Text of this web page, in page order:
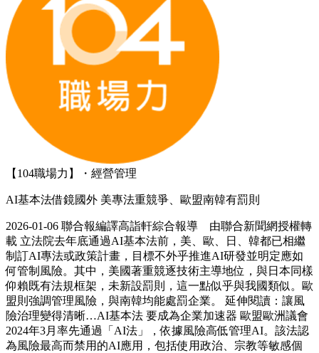
【104職場力】・經營管理
AI基本法借鏡國外 美專法重競爭、歐盟南韓有罰則
2026-01-06 聯合報編譯高詣軒綜合報導 由聯合新聞網授權轉
載 立法院去年底通過AI基本法前，美、歐、日、韓都已相繼
制訂AI專法或政策計畫，目標不外乎推進AI研發並明定應如
何管制風險。其中，美國著重競逐技術主導地位，與日本同樣
仰賴既有法規框架，未新設罰則，這一點似乎與我國類似。歐
盟則強調管理風險，與南韓均能處罰企業。 延伸閱讀：讓風
險治理變得清晰…AI基本法 要成為企業加速器 歐盟歐洲議會
2024年3月率先通過「AI法」，依據風險高低管理AI。該法認
為風險最高而禁用的AI應用，包括使用政治、宗教等敏感個